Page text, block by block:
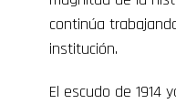
continúa
institución.
El escudo de